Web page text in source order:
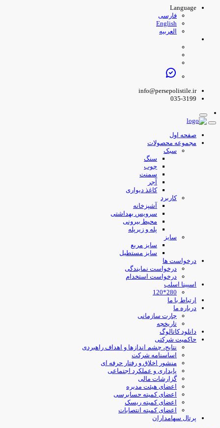
Language
فارسی
English
العربیه
info@persepolistile.ir
035-3199
صفحه اول
مجموعه محصولات
سبک
سنگ
چوب
سمنت
آجر
کاغذ دیواری
کاربرد
آشپزخانه
سرویس بهداشتی
محیط بیرونی
پله و زیرپله
سایز
سایز مربع
سایز مستطیل
درخواست ها
درخواست نمایندگی
درخواست استخدام
اسپینا اسلب
280*120
ارتباط با ما
درباره ما
چارت سازمانی
تاریخچه
دانلود کاتالوگ
حاکمیت شرکتی
نتایج، چشم اندازها و اهداف راهبردی
اساسنامه شرکت
منشور اخلاق و رفتار حرفه ای
پایداری و عملکرد اجتماعی
گزارشات مالی
اعضای هیئت مدیره
اعضای کمیته حسابرسی
اعضای کمیته ریسک
اعضای کمیته انتصابات
پرتال سهامداران